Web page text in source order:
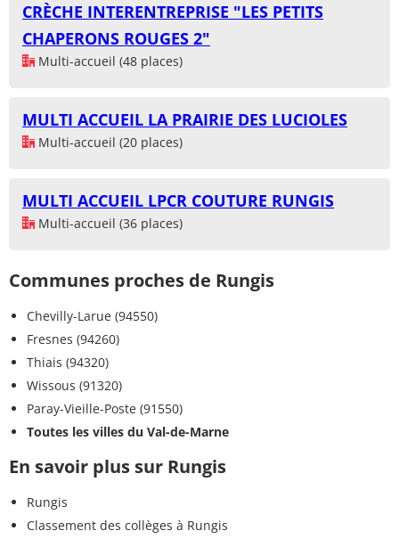
CRÈCHE INTERENTREPRISE "LES PETITS
CHAPERONS ROUGES 2"
Multi-accueil (48 places)
MULTI ACCUEIL LA PRAIRIE DES LUCIOLES
Multi-accueil (20 places)
MULTI ACCUEIL LPCR COUTURE RUNGIS
Multi-accueil (36 places)
Communes proches de Rungis
Chevilly-Larue (94550)
Fresnes (94260)
Thiais (94320)
Wissous (91320)
Paray-Vieille-Poste (91550)
Toutes les villes du Val-de-Marne
En savoir plus sur Rungis
Rungis
Classement des collèges à Rungis